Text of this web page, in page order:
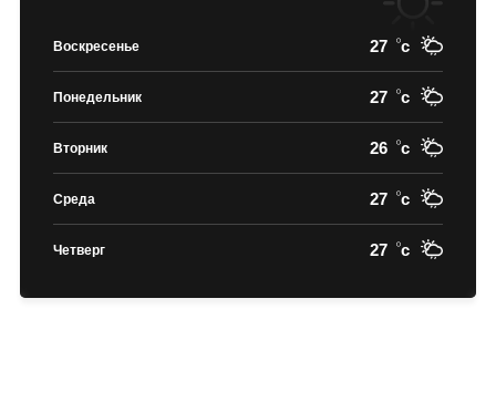
Воскресенье 27 c
Понедельник 27 c
Вторник 26 c
Среда 27 c
Четверг 27 c